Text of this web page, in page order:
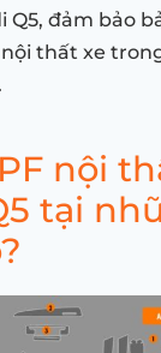
Q5, đảm bảo
thất xe
nội
tại